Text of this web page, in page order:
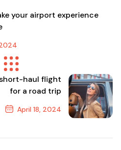
your airport experience
Post
haul flight
for a road trip
April 18, 2024